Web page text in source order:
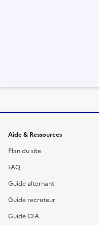
Informations
Aide & Ressources
Plan du site
FAQ
Guide alternant
Guide recruteur
Guide CFA